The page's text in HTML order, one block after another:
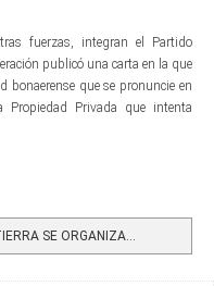
fuerzas, integran el Partido
publicó una carta en la que
bonaerense que se pronuncie en
Propiedad Privada que intenta
SE ORGANIZA...